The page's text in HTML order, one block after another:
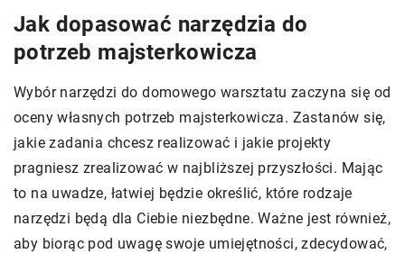
Jak dopasować narzędzia do
potrzeb majsterkowicza
Wybór narzędzi do domowego warsztatu zaczyna się od
oceny własnych potrzeb majsterkowicza. Zastanów się,
jakie zadania chcesz realizować i jakie projekty
pragniesz zrealizować w najbliższej przyszłości. Mając
to na uwadze, łatwiej będzie określić, które rodzaje
narzędzi będą dla Ciebie niezbędne. Ważne jest również,
aby biorąc pod uwagę swoje umiejętności, zdecydować,